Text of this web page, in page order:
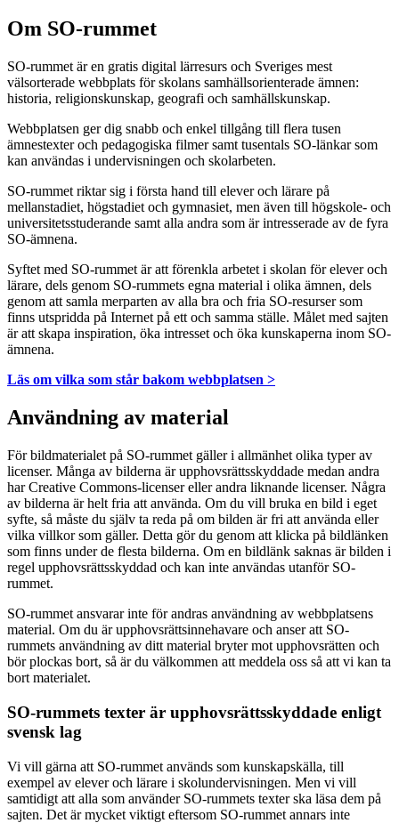
Om SO-rummet
SO-rummet är en gratis digital lärresurs och Sveriges mest
välsorterade webbplats för skolans samhällsorienterade ämnen:
historia, religionskunskap, geografi och samhällskunskap.
Webbplatsen ger dig snabb och enkel tillgång till flera tusen
ämnestexter och pedagogiska filmer samt tusentals SO-länkar som
kan användas i undervisningen och skolarbeten.
SO-rummet riktar sig i första hand till elever och lärare på
mellanstadiet, högstadiet och gymnasiet, men även till högskole- och
universitetsstuderande samt alla andra som är intresserade av de fyra
SO-ämnena.
Syftet med SO-rummet är att förenkla arbetet i skolan för elever och
lärare, dels genom SO-rummets egna material i olika ämnen, dels
genom att samla merparten av alla bra och fria SO-resurser som
finns utspridda på Internet på ett och samma ställe. Målet med sajten
är att skapa inspiration, öka intresset och öka kunskaperna inom SO-
ämnena.
Läs om vilka som står bakom webbplatsen >
Användning av material
För bildmaterialet på SO-rummet gäller i allmänhet olika typer av
licenser. Många av bilderna är upphovsrättsskyddade medan andra
har Creative Commons-licenser eller andra liknande licenser. Några
av bilderna är helt fria att använda. Om du vill bruka en bild i eget
syfte, så måste du själv ta reda på om bilden är fri att använda eller
vilka villkor som gäller. Detta gör du genom att klicka på bildlänken
som finns under de flesta bilderna. Om en bildlänk saknas är bilden i
regel upphovsrättsskyddad och kan inte användas utanför SO-
rummet.
SO-rummet ansvarar inte för andras användning av webbplatsens
material. Om du är upphovsrättsinnehavare och anser att SO-
rummets användning av ditt material bryter mot upphovsrätten och
bör plockas bort, så är du välkommen att meddela oss så att vi kan ta
bort materialet.
SO-rummets texter är upphovsrättsskyddade enligt
svensk lag
Vi vill gärna att SO-rummet används som kunskapskälla, till
exempel av elever och lärare i skolundervisningen. Men vi vill
samtidigt att alla som använder SO-rummets texter ska läsa dem på
sajten. Det är mycket viktigt eftersom SO-rummet annars inte